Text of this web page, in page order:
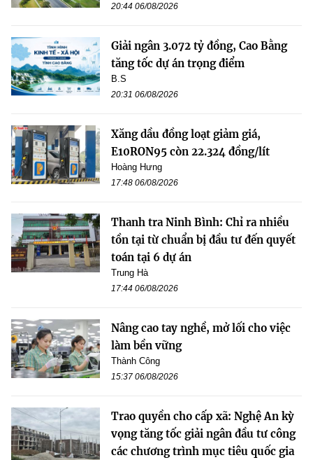
20:44 06/08/2026
Giải ngân 3.072 tỷ đồng, Cao Bằng
tăng tốc dự án trọng điểm
B.S
20:31 06/08/2026
Xăng dầu đồng loạt giảm giá,
E10RON95 còn 22.324 đồng/lít
Hoàng Hưng
17:48 06/08/2026
Thanh tra Ninh Bình: Chỉ ra nhiều
tồn tại từ chuẩn bị đầu tư đến quyết
toán tại 6 dự án
Trung Hà
17:44 06/08/2026
Nâng cao tay nghề, mở lối cho việc
làm bền vững
Thành Công
15:37 06/08/2026
Trao quyền cho cấp xã: Nghệ An kỳ
vọng tăng tốc giải ngân đầu tư công
các chương trình mục tiêu quốc gia